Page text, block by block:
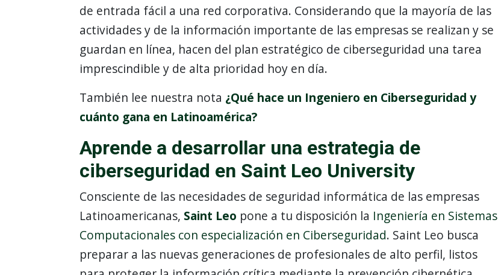
de entrada fácil a una red corporativa. Considerando que la mayoría de las
actividades y de la información importante de las empresas se realizan y se
guardan en línea, hacen del plan estratégico de ciberseguridad una tarea
imprescindible y de alta prioridad hoy en día.
También lee nuestra nota ¿Qué hace un Ingeniero en Ciberseguridad y
cuánto gana en Latinoamérica?
Aprende a desarrollar una estrategia de
ciberseguridad en Saint Leo University
Consciente de las necesidades de seguridad informática de las empresas
Latinoamericanas, Saint Leo pone a tu disposición la Ingeniería en Sistemas
Computacionales con especialización en Ciberseguridad. Saint Leo busca
preparar a las nuevas generaciones de profesionales de alto perfil, listos